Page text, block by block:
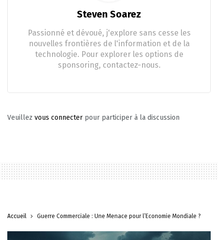
Steven Soarez
Passionné et dévoué, j'explore sans cesse les
nouvelles frontières de l'information et de la
technologie. Pour explorer les options de
sponsoring, contactez-nous.
Veuillez vous connecter pour participer à la discussion
Accueil Guerre Commerciale : Une Menace pour l’Économie Mondiale ?